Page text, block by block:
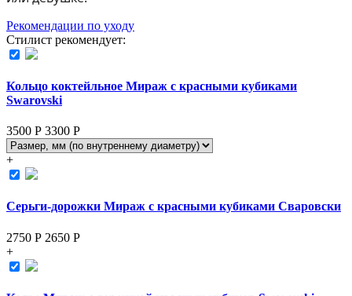
Рекомендации по уходу
Стилист рекомендует:
Кольцо коктейльное Мираж с красными кубиками
Swarovski
3500 Р 3300 Р
+
Серьги-дорожки Мираж с красными кубиками Сваровски
2750 Р 2650 Р
+